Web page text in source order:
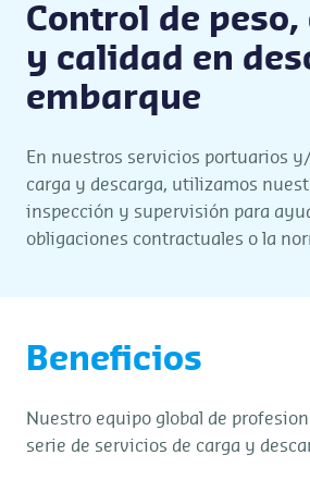
Control de peso,
y calidad en
embarque
En nuestros servicios portuarios
carga y descarga, utilizamos
inspección y supervisión para
obligaciones contractuales o la
Beneficios
Nuestro equipo global de
serie de servicios de carga y